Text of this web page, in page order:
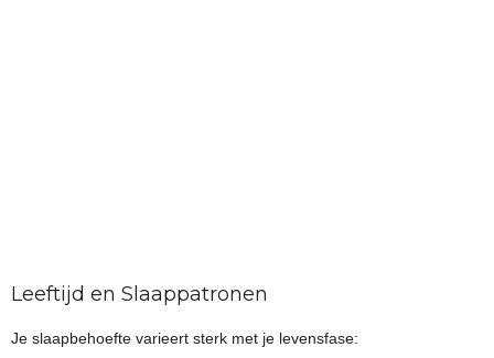
Leeftijd en Slaappatronen
Je slaapbehoefte varieert sterk met je levensfase: